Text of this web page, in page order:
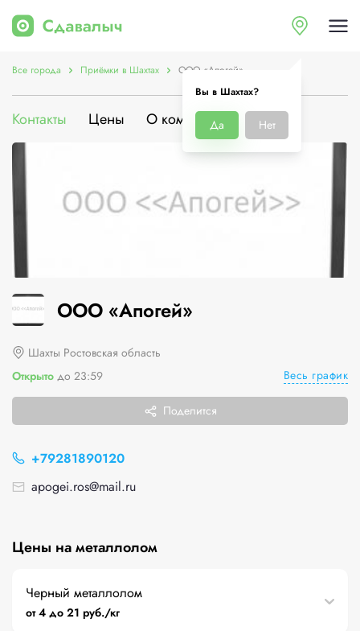
Вы в Шахтах?
Да Нет
Все города Приёмки в Шахтах ООО «Апогей»
Контакты Цены О компании
ООО «Апогей»
Шахты Ростовская область
Открыто до 23:59 Весь график
Поделится
+79281890120
apogei.ros@mail.ru
Цены на металлолом
Черный металлолом
от 4 до 21 руб./кг